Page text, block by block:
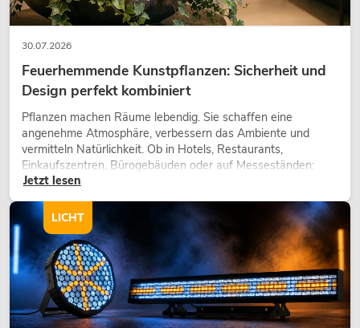
30.07.2026
Feuerhemmende Kunstpflanzen: Sicherheit und
Design perfekt kombiniert
Pflanzen machen Räume lebendig. Sie schaffen eine
angenehme Atmosphäre, verbessern das Ambiente und
vermitteln Natürlichkeit. Ob in Hotels, Restaurants,
Einkaufszentren, Bürogebäuden oder auf Messeständen:
eine hochwertige Begrünung gehört heute längst zum
Jetzt lesen
LICHT